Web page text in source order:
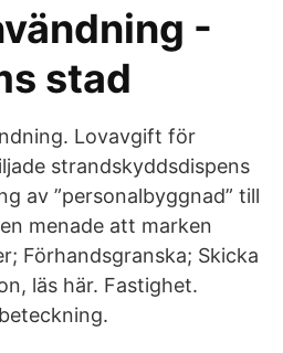
-
stad
Lovavgift för
strandskyddsdispens
av ”personalbyggnad” till
menade att marken
Förhandsgranska; Skicka
läs här. Fastighet.